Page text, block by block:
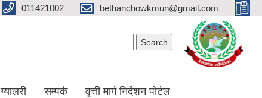
011421002 bethanchowkmun@gmail.com
ग्यालरी सम्पर्क वृत्ती मार्ग निर्देशन पोर्टल